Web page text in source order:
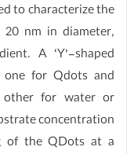
to characterize the
nm in diameter,
A ‘Y’-shaped
for Qdots and
other for water or
concentration
of the QDots at a